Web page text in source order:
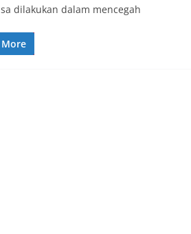
dilakukan dalam mencegah
More